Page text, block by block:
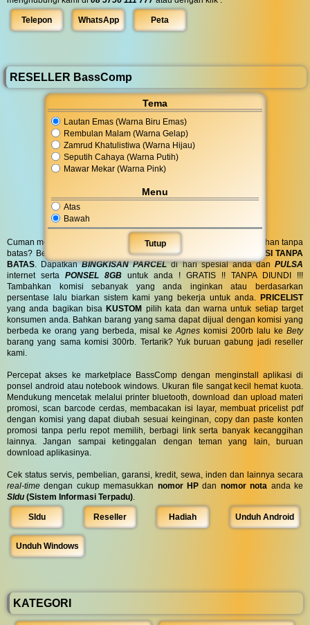
Tema
Lautan Emas (Warna Biru Emas)
Rembulan Malam (Warna Gelap)
Zamrud Khatulistiwa (Warna Hijau)
Seputih Cahaya (Warna Putih)
Mawar Mekar (Warna Pink)
Menu
Atas
Bawah
Tutup
Telepon WhatsApp Peta
RESELLER BassComp
Cuman modal posting di media sosial bisa dapat penghasilan tambahan tanpa
batas? Bergabung menjadi
RESELLERkami serta dapatkan
KOMISI TANPA
BATAS . DapatkanBINGKISAN PARCELdi hari spesial anda danPULSA
internet serta PONSEL 8GB untuk anda ! GRATIS !! TANPA DIUNDI !!!
Tambahkan komisi sebanyak yang anda inginkan atau berdasarkan
persentase lalu biarkan sistem kami yang bekerja untuk anda. PRICELIST
yang anda bagikan bisaKUSTOM pilih kata dan warna untuk setiap target
konsumen anda. Bahkan barang yang sama dapat dijual dengan komisi yang
berbeda ke orang yang berbeda, misal ke Agnes komisi 200rb lalu ke Bety
barang yang sama komisi 300rb. Tertarik? Yuk buruan gabung jadi reseller
kami.
Percepat akses ke marketplace BassComp dengan menginstall aplikasi di
ponsel android atau notebook windows. Ukuran file sangat kecil hemat kuota.
Mendukung mencetak melalui printer bluetooth, download dan upload materi
promosi, scan barcode cerdas, membacakan isi layar, membuat pricelist pdf
dengan komisi yang dapat diubah sesuai keinginan, copy dan paste konten
promosi tanpa perlu repot memilih, berbagi link serta banyak kecanggihan
lainnya. Jangan sampai ketinggalan dengan teman yang lain, buruan
download aplikasinya.
Cek status servis, pembelian, garansi, kredit, sewa, inden dan lainnya secara
real-time dengan cukup memasukkan nomor HP dan nomor nota anda ke
SIdu (Sistem Informasi Terpadu)
SIdu Reseller Hadiah Unduh Android
Unduh Windows
KATEGORI